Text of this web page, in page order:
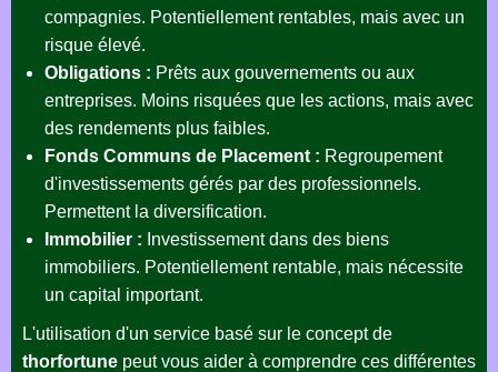
compagnies. Potentiellement rentables, mais avec un
risque élevé.
Obligations : Prêts aux gouvernements ou aux
entreprises. Moins risquées que les actions, mais avec
des rendements plus faibles.
Fonds Communs de Placement : Regroupement
d'investissements gérés par des professionnels.
Permettent la diversification.
Immobilier : Investissement dans des biens
immobiliers. Potentiellement rentable, mais nécessite
un capital important.
L'utilisation d'un service basé sur le concept de
thorfortune peut vous aider à comprendre ces différentes